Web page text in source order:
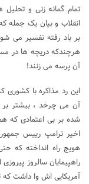
تمام گمانه زنی و
انقلاب و بیان یک جمله
بر باد رفته تفسیر می
هرچندکه دریچه ها در
آن پرسه می زنند!
این رد مذاکره با کشوری
آن می چرخد ، بیشتر بر
شده بر بی اعتمادی که
اخیر ترامپ رییس
هویج راه انداخته که
راهپیمایان سالروز
آمریکایی اش وا داشت